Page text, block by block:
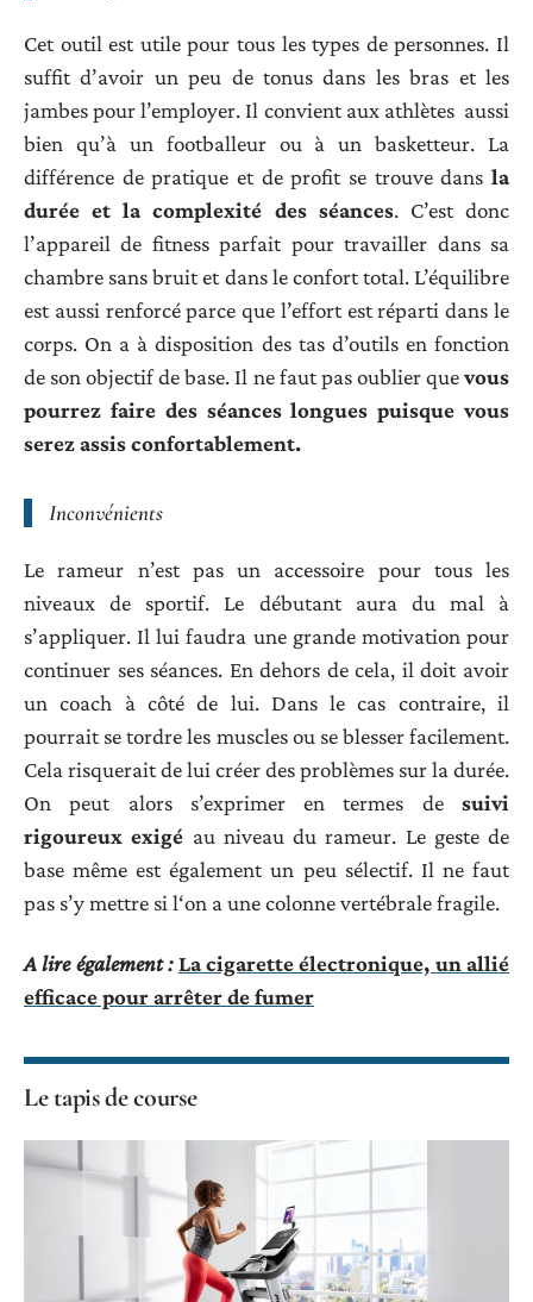
Cet outil est utile pour tous les types de personnes. Il
suffit d’avoir un peu de tonus dans les bras et les
jambes pour l’employer. Il convient aux athlètes aussi
bien qu’à un footballeur ou à un basketteur. La
différence de pratique et de profit se trouve dans la
durée et la complexité des séances. C’est donc
l’appareil de fitness parfait pour travailler dans sa
chambre sans bruit et dans le confort total. L’équilibre
est aussi renforcé parce que l’effort est réparti dans le
corps. On a à disposition des tas d’outils en fonction
de son objectif de base. Il ne faut pas oublier quevous
pourrez faire des séances longues puisque vous
serez assis confortablement.
Inconvénients
Le rameur n’est pas un accessoire pour tous les
niveaux de sportif. Le débutant aura du mal à
s’appliquer. Il lui faudra une grande motivation pour
continuer ses séances. En dehors de cela, il doit avoir
un coach à côté de lui. Dans le cas contraire, il
pourrait se tordre les muscles ou se blesser facilement.
Cela risquerait de lui créer des problèmes sur la durée.
On peut alors s’exprimer en termes de suivi
rigoureux exigé au niveau du rameur. Le geste de
base même est également un peu sélectif. Il ne faut
pas s’y mettre si l‘on a une colonne vertébrale fragile.
A lire également : La cigarette électronique, un allié
efficace pour arrêter de fumer
Le tapis de course